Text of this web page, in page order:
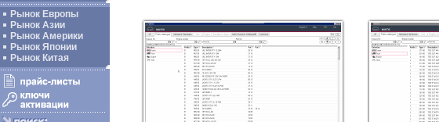
Рынок Европы
Рынок Азии
Рынок Америки
Рынок Японии
Рынок Китая